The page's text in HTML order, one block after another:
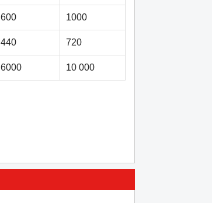
600 1000
440 720
6000 10 000